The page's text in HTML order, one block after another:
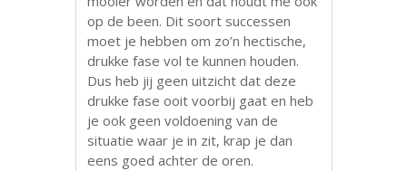
op de been. Dit soort successen
moet je hebben om zo’n hectische,
drukke fase vol te kunnen houden.
Dus heb jij geen uitzicht dat deze
drukke fase ooit voorbij gaat en heb
je ook geen voldoening van de
situatie waar je in zit, krap je dan
eens goed achter de oren.